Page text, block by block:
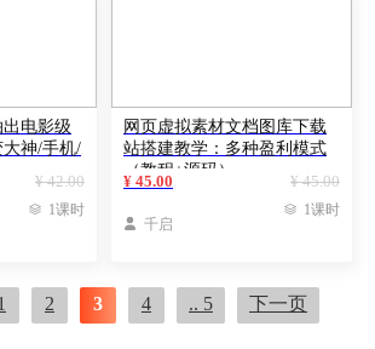
电影级
神/手机/
¥ 42.00
 1课时
网页虚拟素材文档图库下载
站搭建教学：多种盈利模式
（教程+源码）
¥ 45.00
¥ 45.00
 千启
 1课时
2 3 4 .. 5 下一页